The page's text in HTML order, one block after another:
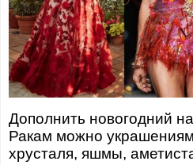
Дополнить новогодний
Ракам можно
хрусталя, яшмы,